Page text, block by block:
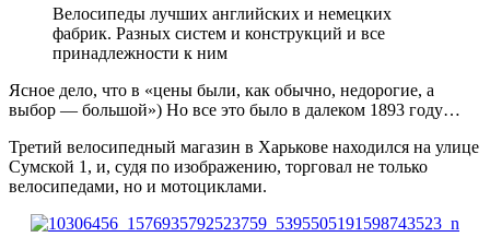
Велосипеды лучших английских и немецких
фабрик. Разных систем и конструкций и все
принадлежности к ним
Ясное дело, что в «цены были, как обычно, недорогие, а
выбор — большой») Но все это было в далеком 1893 году…
Третий велосипедный магазин в Харькове находился на улице
Сумской 1, и, судя по изображению, торговал не только
велосипедами, но и мотоциклами.